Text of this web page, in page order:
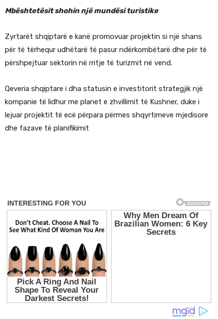
Mbështetësit shohin një mundësi turistike
Zyrtarët shqiptarë e kanë promovuar projektin si një shans
për të tërhequr udhëtarë të pasur ndërkombëtarë dhe për të
përshpejtuar sektorin në rritje të turizmit në vend.
Qeveria shqiptare i dha statusin e investitorit strategjik një
kompanie të lidhur me planet e zhvillimit të Kushner, duke i
lejuar projektit të ecë përpara përmes shqyrtimeve mjedisore
dhe fazave të planifikimit